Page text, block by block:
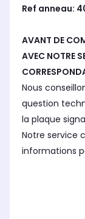
Ref anneau:
AVANT DE
AVEC NOTRE
Nous
question
la plaque
Notre service
informations